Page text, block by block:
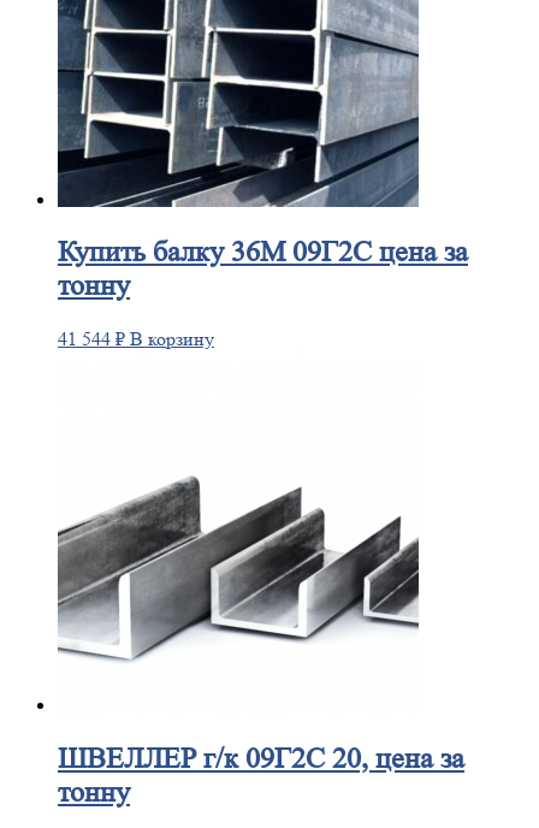
Купитьбалку 36М 09Г2С цена за
тонну
41 544 ₽ В корзину
ШВЕЛЛЕРг/к 09Г2С 20, цена за
тонну